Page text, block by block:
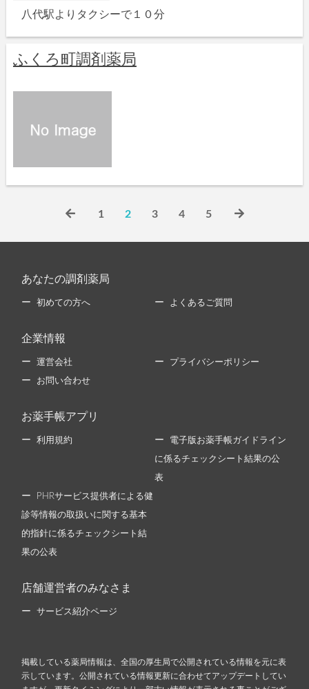
八代駅よりタクシーで１０分
ふくろ町調剤薬局
1 2 3 4 5
あなたの調剤薬局
初めての方へ よくあるご質問
企業情報
運営会社 プライバシーポリシー
お問い合わせ
お薬手帳アプリ
利用規約 電子版お薬手帳ガイドライン
に係るチェックシート結果の公
表
PHRサービス提供者による健
診等情報の取扱いに関する基本
的指針に係るチェックシート結
果の公表
店舗運営者のみなさま
サービス紹介ページ
掲載している薬局情報は、全国の厚生局で公開されている情報を元に表
示しています。公開されている情報更新に合わせてアップデートしてい